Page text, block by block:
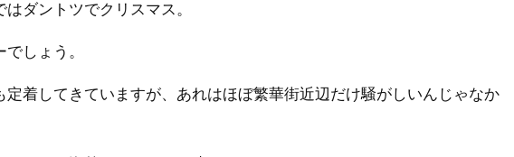
ダントツでクリスマス。
しょう。
定着してきていますが、あれはほぼ繁華街近辺だけ騒がしいんじゃなか